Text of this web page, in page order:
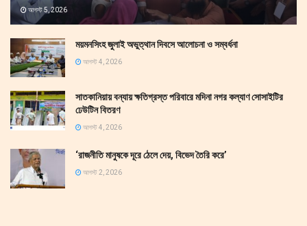
আগস্ট 5, 2026
ময়মনসিংহ জুলাই অভুত্থান দিবসে আলোচনা ও সম্বর্ধনা
আগস্ট 4, 2026
সাতকানিয়ায় বন্যায় ক্ষতিগ্রস্ত পরিবারে মদিনা নগর কল্যাণ সোসাইটির
ঢেউটিন বিতরণ
আগস্ট 4, 2026
‘রাজনীতি মানুষকে দূরে ঠেলে দেয়, বিভেদ তৈরি করে’
আগস্ট 2, 2026